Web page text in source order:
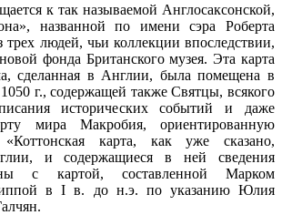
к так называемой Англосаксонской,
названной по имени сэра Роберта
трех людей, чьи коллекции впоследствии,
фонда Британского музея. Эта карта
сделанная в Англии, была помещена в
г., содержащей также Святцы, всякого
исторических событий и даже
мира Макробия, ориентированную
карта, как уже сказано,
и содержащиеся в ней сведения
с картой, составленной Марком
в I в. до н.э. по указанию Юлия